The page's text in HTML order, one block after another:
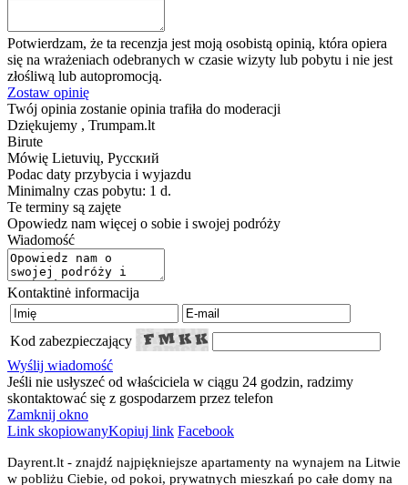
Potwierdzam, że ta recenzja jest moją osobistą opinią, która opiera
się na wrażeniach odebranych w czasie wizyty lub pobytu i nie jest
złośliwą lub autopromocją.
Zostaw opinię
Twój opinia zostanie opinia trafiła do moderacji
Dziękujemy , Trumpam.lt
Birute
Mówię Lietuvių, Русский
Podac daty przybycia i wyjazdu
Minimalny czas pobytu: 1 d.
Te terminy są zajęte
Opowiedz nam więcej o sobie i swojej podróży
Wiadomość
Kontaktinė informacija
Kod zabezpieczający
Wyślij wiadomość
Jeśli nie usłyszeć od właściciela w ciągu 24 godzin, radzimy
skontaktować się z gospodarzem przez telefon
Zamknij okno
Link skopiowanyKopiuj link Facebook
Dayrent.lt - znajdź najpiękniejsze apartamenty na wynajem na Litwie
w pobliżu Ciebie, od pokoi, prywatnych mieszkań po całe domy na